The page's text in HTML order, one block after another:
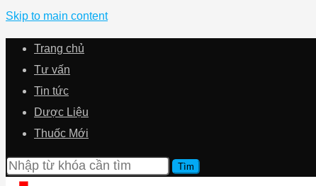
Skip to main content
Trang chủ
Tư vấn
Tin tức
Dược Liệu
Thuốc Mới